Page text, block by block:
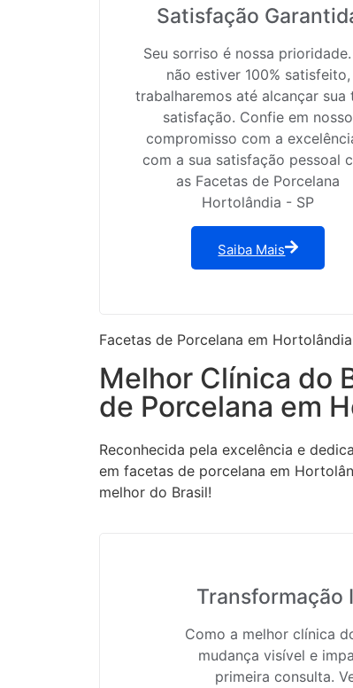
Satisfação
Seu sorriso é nossa
não estiver 100% satisfeito,
trabalharemos até alcançar sua
satisfação. Confie em nosso
compromisso com a
com a sua satisfação pessoal
as Facetas de Porcelana
Hortolândia - SP
Saiba Mais
Facetas de Porcelana em
Melhor Clínica do
de Porcelana em
Reconhecida pela excelência e
em facetas de porcelana em
melhor do Brasil!
Transformação
Como a melhor clínica
mudança visível e
primeira consulta.